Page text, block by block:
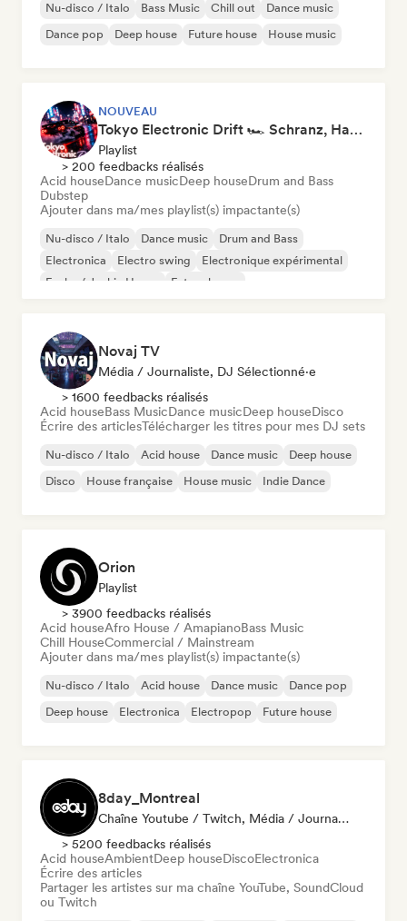
Nu-disco / Italo Bass Music Chill out
Dance music
Dance pop
Deep house Future house House music
NOUVEAU
Tokyo Electronic Drift 🏎️ Schranz, Hard Techno & Anime EDM
Playlist
> 200 feedbacks réalisés
Acid houseDance musicDeep houseDrum and Bass
Dubstep
Ajouter dans ma/mes playlist(s) impactante(s)
Nu-disco / Italo Dance music
Drum and Bass
Electronica
Electro swing
Electronique expérimental
Funky / Jackin House
Future house
Novaj TV
Média / Journaliste, DJ Sélectionné·e
> 1600 feedbacks réalisés
Acid houseBass MusicDance musicDeep houseDisco
Écrire des articlesTélécharger les titres pour mes DJ sets
Nu-disco / Italo Acid house Dance music
Deep house
Disco
House française House music Indie Dance
Orion
Playlist
> 3900 feedbacks réalisés
Acid houseAfro House / AmapianoBass Music
Chill HouseCommercial / Mainstream
Ajouter dans ma/mes playlist(s) impactante(s)
Nu-disco / Italo Acid house Dance music
Dance pop
Deep house
Electronica Electropop Future house
8day_Montreal
Chaîne Youtube / Twitch, Média / Journaliste
> 5200 feedbacks réalisés
Acid houseAmbientDeep houseDiscoElectronica
Écrire des articles
Partager les artistes sur ma chaîne YouTube, SoundCloud
ou Twitch